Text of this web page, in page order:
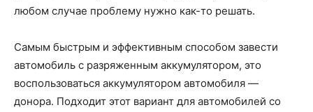
любом случае проблему нужно как-то решать.
Самым быстрым и эффективным способом завести
автомобиль с разряженным аккумулятором, это
воспользоваться аккумулятором автомобиля —
донора. Подходит этот вариант для автомобилей со